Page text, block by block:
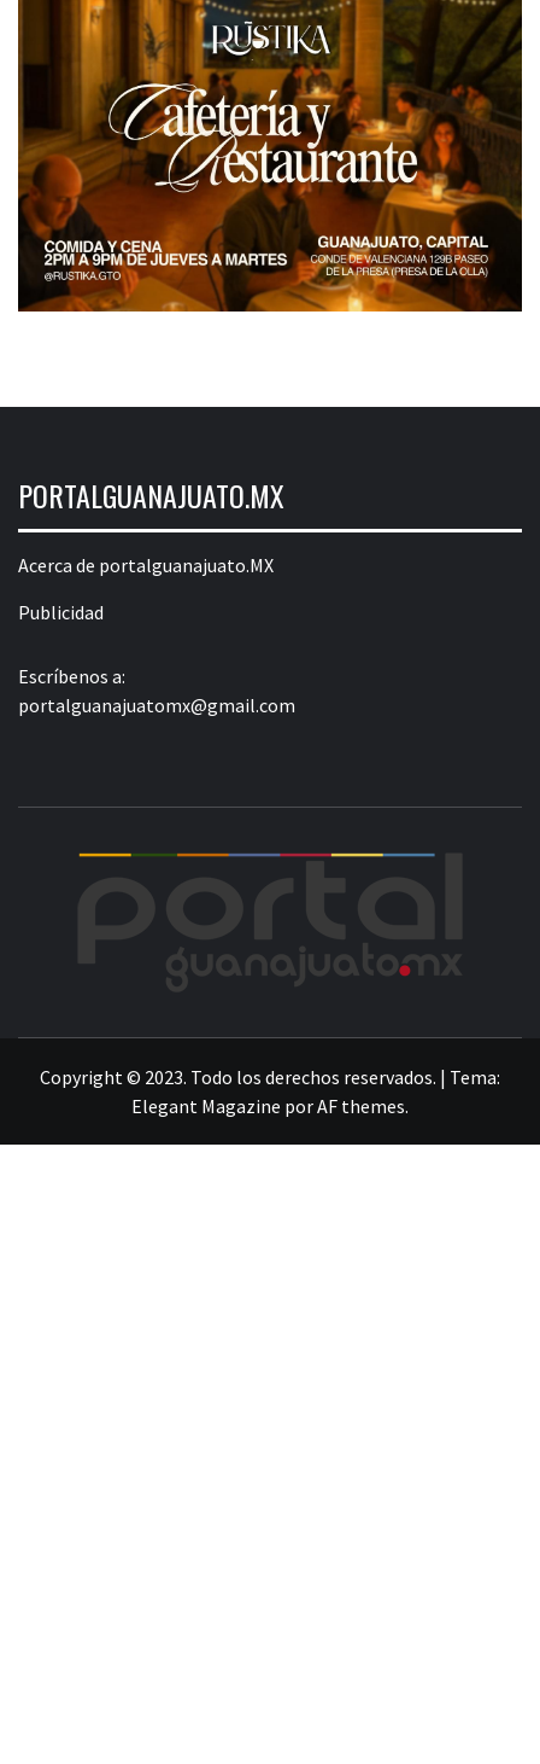
PORTALGUANAJUATO.MX
Acerca de portalguanajuato.MX
Publicidad
Escríbenos a:
portalguanajuatomx@gmail.com
Copyright © 2023. Todo los derechos reservados. | Tema:
Elegant Magazine porAF themes.